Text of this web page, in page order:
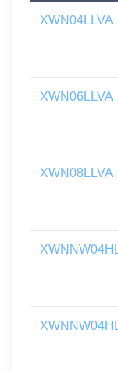
XWN04LLVA
XWN06LLVA
XWN08LLVA